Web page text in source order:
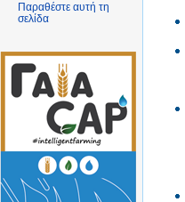
Παραθέστε αυτή τη
σελίδα